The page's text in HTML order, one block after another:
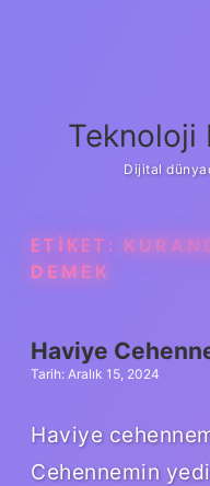
Teknoloji
Dijital
ETIKET:
DEMEK
Haviye
Tarih: Aralık 15, 2024
Haviye
Cehennemin